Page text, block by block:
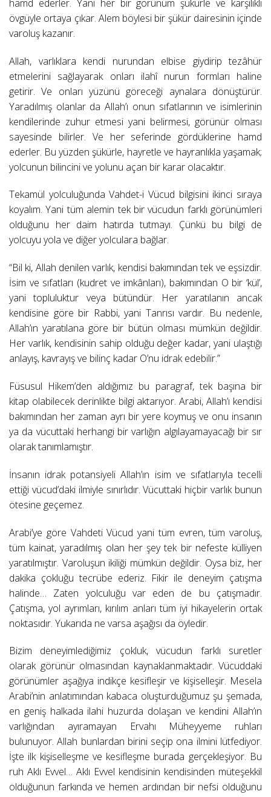
hamd ederler. Yani her bir görünüm şükürle ve karşılıklı
övgüyle ortaya çıkar. Alem böylesi bir şükür dairesinin içinde
varoluş kazanır.
Allah, varlıklara kendi nurundan elbise giydirip tezâhür
etmelerini sağlayarak onları ilahî nurun formları haline
getirir. Ve onları yüzünü göreceği aynalara dönüştürür.
Yaradılmış olanlar da Allah’ı onun sıfatlarının ve isimlerinin
kendilerinde zuhur etmesi yani belirmesi, görünür olması
sayesinde bilirler. Ve her seferinde gördüklerine hamd
ederler. Bu yüzden şükürle, hayretle ve hayranlıkla yaşamak;
yolcunun bilincini ve yolunu açan bir karar olacaktır.
Tekamül yolculuğunda Vahdet-i Vücud bilgisini ikinci sıraya
koyalım. Yani tüm alemin tek bir vücudun farklı görünümleri
olduğunu her daim hatırda tutmayı. Çünkü bu bilgi de
yolcuyu yola ve diğer yolculara bağlar.
“Bil ki, Allah denilen varlık, kendisi bakımından tek ve eşsizdir.
İsim ve sıfatları (kudret ve imkânları), bakımından O bir ‘kül’,
yani topluluktur veya bütündür. Her yaratılanın ancak
kendisine göre bir Rabbi, yani Tanrısı vardır. Bu nedenle,
Allah’ın yaratılana göre bir bütün olması mümkün değildir.
Her varlık, kendisinin sahip olduğu değer kadar, yani ulaştığı
anlayış, kavrayış ve bilinç kadar O’nu idrak edebilir.”
Füsusul Hikem’den aldığımız bu paragraf, tek başına bir
kitap olabilecek derinlikte bilgi aktarıyor. Arabi, Allah’ı kendisi
bakımından her zaman ayrı bir yere koymuş ve onu insanın
ya da vücuttaki herhangi bir varlığın algılayamayacağı bir sır
olarak tanımlamıştır.
İnsanın idrak potansiyeli Allah’ın isim ve sıfatlarıyla tecelli
ettiği vücud’daki ilmiyle sınırlıdır. Vücuttaki hiçbir varlık bunun
ötesine geçemez.
Arabi’ye göre Vahdeti Vücud yani tüm evren, tüm varoluş,
tüm kainat, yaradılmış olan her şey tek bir nefeste külliyen
yaratılmıştır. Varoluşun ikiliği mümkün değildir. Oysa biz, her
dakika çokluğu tecrübe ederiz. Fikir ile deneyim çatışma
halinde… Zaten yolculuğu var eden de bu çatışmadır.
Çatışma, yol ayrımları, kırılım anları tüm iyi hikayelerin ortak
noktasıdır. Yukarıda ne varsa aşağısı da öyledir.
Bizim deneyimlediğimiz çokluk, vücudun farklı suretler
olarak görünür olmasından kaynaklanmaktadır. Vücuddaki
görünümler aşağıya indikçe kesifleşir ve kişiselleşir. Mesela
Arabi’nin anlatımından kabaca oluşturduğumuz şu şemada,
en geniş halkada ilahi huzurda dolaşan ve kendini Allah’ın
varlığından ayıramayan Ervahı Müheyyeme ruhları
bulunuyor. Allah bunlardan birini seçip ona ilmini lütfediyor.
İşte ilk kişiselleşme ve kesifleşme burada gerçekleşiyor. Bu
ruh Aklı Evvel… Aklı Evvel kendisinin kendisinden müteşekkil
olduğunun farkında ve hemen ardından bir nefsi olduğunu